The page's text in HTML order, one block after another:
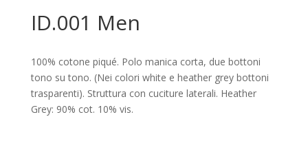
ID.001 Men
100% cotone piqué. Polo manica corta, due bottoni
tono su tono. (Nei colori white e heather grey bottoni
trasparenti). Struttura con cuciture laterali. Heather
Grey: 90% cot. 10% vis.